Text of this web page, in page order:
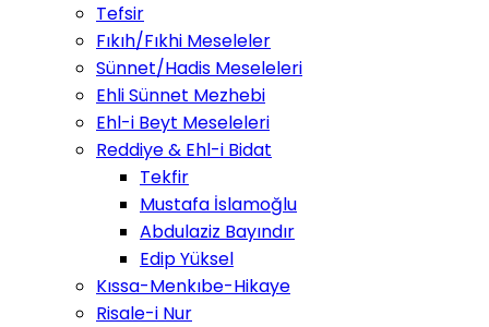
Tefsir
Fıkıh/Fıkhi Meseleler
Sünnet/Hadis Meseleleri
Ehli Sünnet Mezhebi
Ehl-i Beyt Meseleleri
Reddiye & Ehl-i Bidat
Tekfir
Mustafa İslamoğlu
Abdulaziz Bayındır
Edip Yüksel
Kıssa-Menkıbe-Hikaye
Risale-i Nur